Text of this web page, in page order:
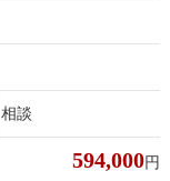
相談
594,000円